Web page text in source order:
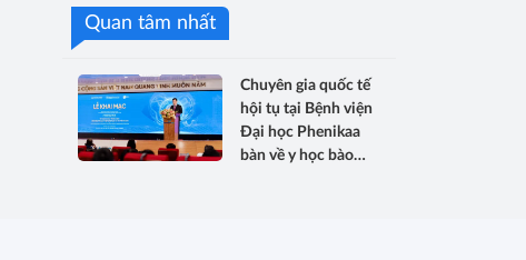
Quan tâm nhất
Chuyên gia quốc tế
hội tụ tại Bệnh viện
Đại học Phenikaa
bàn về y học bào